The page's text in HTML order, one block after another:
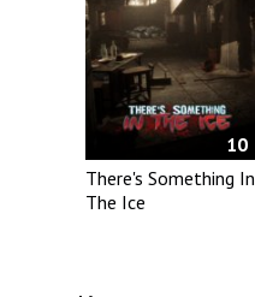
10
There's Something In
The Ice